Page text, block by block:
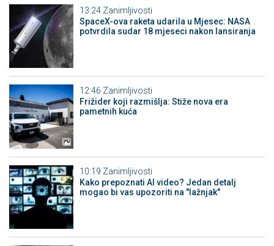
13:24 Zanimljivosti
SpaceX-ova raketa udarila u Mjesec: NASA
potvrdila sudar 18 mjeseci nakon lansiranja
12:46 Zanimljivosti
Frižider koji razmišlja: Stiže nova era
pametnih kuća
10:19 Zanimljivosti
Kako prepoznati AI video? Jedan detalj
mogao bi vas upozoriti na "lažnjak"